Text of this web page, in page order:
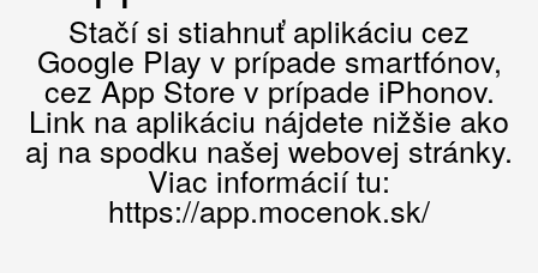
Stačí si stiahnuť aplikáciu cez
Google Play v prípade smartfónov,
cez App Store v prípade iPhonov.
Link na aplikáciu nájdete nižšie ako
aj na spodku našej webovej stránky.
Viac informácií tu:
https://app.mocenok.sk/